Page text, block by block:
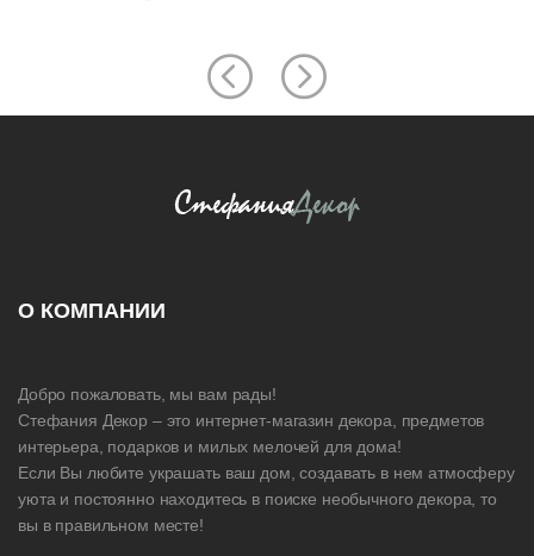
О КОМПАНИИ
Добро пожаловать, мы вам рады!
Стефания Декор – это интернет-магазин декора, предметов
интерьера, подарков и милых мелочей для дома!
Если Вы любите украшать ваш дом, создавать в нем атмосферу
уюта и постоянно находитесь в поиске необычного декора, то
вы в правильном месте!